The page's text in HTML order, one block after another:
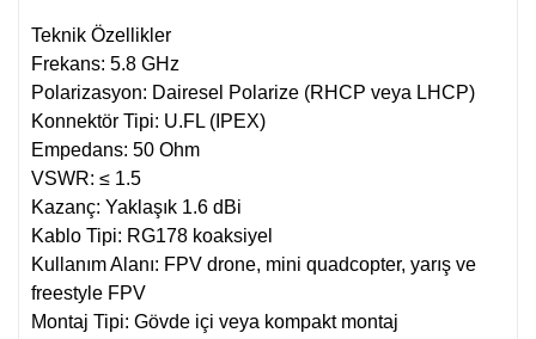
Teknik Özellikler
Frekans: 5.8 GHz
Polarizasyon: Dairesel Polarize (RHCP veya LHCP)
Konnektör Tipi: U.FL (IPEX)
Empedans: 50 Ohm
VSWR: ≤ 1.5
Kazanç: Yaklaşık 1.6 dBi
Kablo Tipi: RG178 koaksiyel
Kullanım Alanı: FPV drone, mini quadcopter, yarış ve
freestyle FPV
Montaj Tipi: Gövde içi veya kompakt montaj